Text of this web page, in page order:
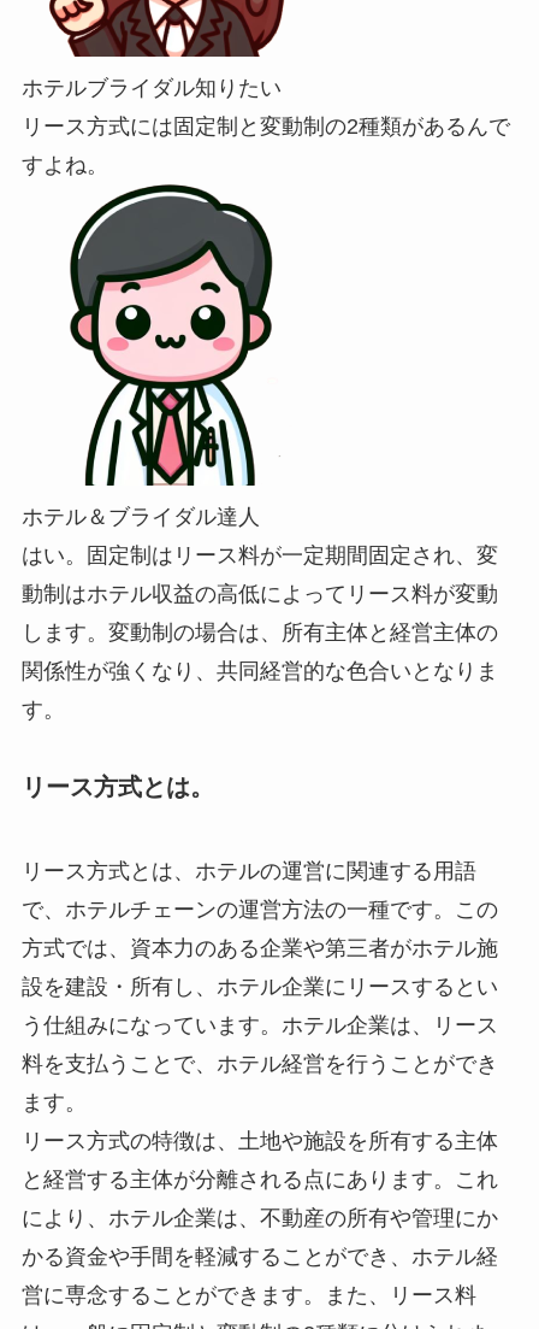
ホテルブライダル知りたい
リース方式には固定制と変動制の2種類があるんで
すよね。
ホテル＆ブライダル達人
はい。固定制はリース料が一定期間固定され、変
動制はホテル収益の高低によってリース料が変動
します。変動制の場合は、所有主体と経営主体の
関係性が強くなり、共同経営的な色合いとなりま
す。
リース方式とは。
リース方式とは、ホテルの運営に関連する用語
で、ホテルチェーンの運営方法の一種です。この
方式では、資本力のある企業や第三者がホテル施
設を建設・所有し、ホテル企業にリースするとい
う仕組みになっています。ホテル企業は、リース
料を支払うことで、ホテル経営を行うことができ
ます。
リース方式の特徴は、土地や施設を所有する主体
と経営する主体が分離される点にあります。これ
により、ホテル企業は、不動産の所有や管理にか
かる資金や手間を軽減することができ、ホテル経
営に専念することができます。また、リース料